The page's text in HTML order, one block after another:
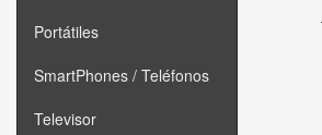
Portátiles
SmartPhones / Teléfonos
Televisor